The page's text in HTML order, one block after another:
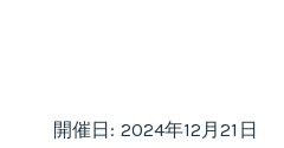
開催日: 2024年12月21日